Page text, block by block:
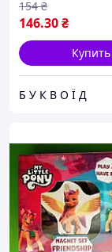
146.30₴
154 ₴
Купить
Б У К В О Ї Д